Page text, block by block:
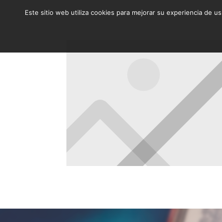
Este sitio web utiliza cookies para mejorar su experiencia de